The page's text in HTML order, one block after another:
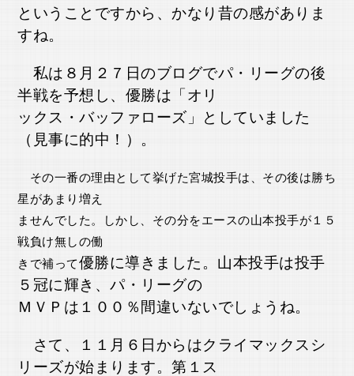
ということですから、かなり昔の感がありま
すね。
私は８月２７日のブログでパ・リーグの後
半戦を予想し、優勝は「オリ
ックス・バッファローズ」としていました
（見事に的中！）。
その一番の理由として挙げた宮城投手は、その後は勝ち
星があまり増え
ませんでした。しかし、その分をエースの山本投手が１５
戦負け無しの働
きで補って優勝に導きました。 山本投手は投手
５冠に輝き、パ・リーグの
ＭＶＰは１００％間違いないでしょうね。
さて、１１月６日からはクライマックスシ
リーズが始まります。第１ス